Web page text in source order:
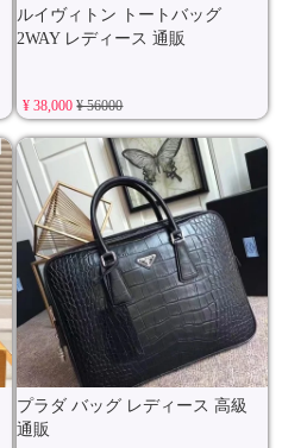
ルイヴィトン トートバッグ
2WAY レディース 通販
¥ 38,000¥ 56000
プラダ バッグ レディース 高級
通販